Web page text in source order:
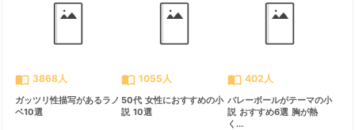
import_contacts 3868人
ガッツリ性描写があるラノ
ベ10選
import_contacts 1055人
50代 女性におすすめの小
説 10選
import_contacts 402人
バレーボールがテーマの小
説 おすすめ6選 胸が熱
く...